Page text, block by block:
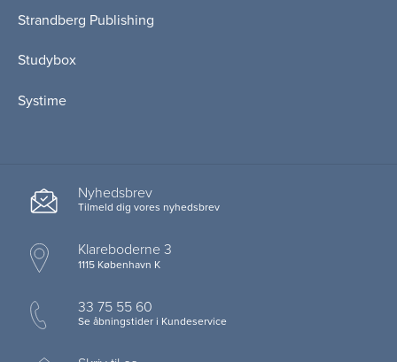
Strandberg Publishing
Studybox
Systime
Nyhedsbrev
Tilmeld dig vores nyhedsbrev
Klareboderne 3
1115 København K
33 75 55 60
Se åbningstider i Kundeservice